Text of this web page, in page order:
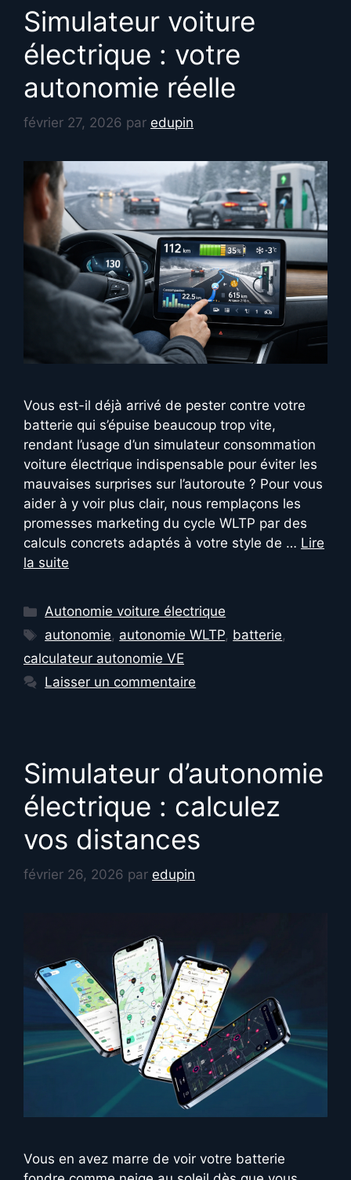
Simulateur voiture
électrique : votre
autonomie réelle
février 27, 2026 par edupin
Vous est-il déjà arrivé de pester contre votre
batterie qui s’épuise beaucoup trop vite,
rendant l’usage d’un simulateur consommation
voiture électrique indispensable pour éviter les
mauvaises surprises sur l’autoroute ? Pour vous
aider à y voir plus clair, nous remplaçons les
promesses marketing du cycle WLTP par des
calculs concrets adaptés à votre style de … Lire
la suite
Catégories
Autonomie voiture électrique
Étiquettes
autonomie, autonomie WLTP, batterie,
calculateur autonomie VE
Laisser un commentaire
Simulateur d’autonomie
électrique : calculez
vos distances
février 26, 2026 par edupin
Vous en avez marre de voir votre batterie